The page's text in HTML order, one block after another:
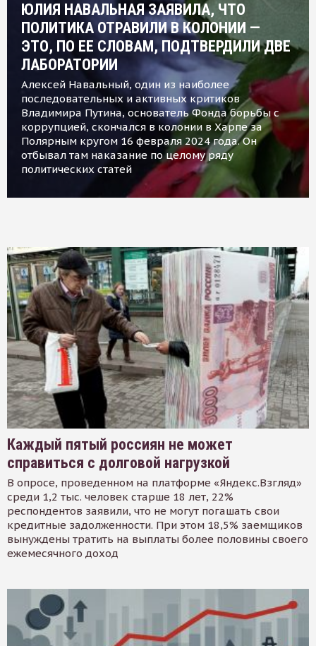
ЮЛИЯ НАВАЛЬНАЯ ЗАЯВИЛА, ЧТО
ПОЛИТИКА ОТРАВИЛИ В КОЛОНИИ —
ЭТО, ПО ЕЕ СЛОВАМ, ПОДТВЕРДИЛИ ДВЕ
ЛАБОРАТОРИИ
Алексей Навальный, один из наиболее
последовательных и активных критиков
Владимира Путина, основатель Фонда борьбы с
коррупцией, скончался в колонии в Харпе за
Полярным кругом 16 февраля 2024 года. Он
отбывал там наказание по целому ряду
политических статей
Каждый пятый россиян не может
справиться с долговой нагрузкой
В опросе, проведенном на платформе «Яндекс.Взгляд»
среди 1,2 тыс. человек старше 18 лет, 22%
респондентов заявили, что не могут погашать свои
кредитные задолженности. При этом 18,5% заемщиков
вынуждены тратить на выплаты более половины своего
ежемесячного доход